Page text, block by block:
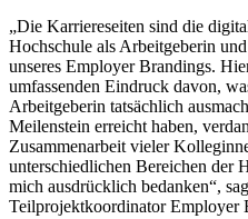
„Die Karriereseiten sind die
Hochschule als Arbeitgeberin
unseres Employer Brandings.
umfassenden Eindruck davon,
Arbeitgeberin tatsächlich
Meilenstein erreicht haben,
Zusammenarbeit vieler
unterschiedlichen Bereichen der
mich ausdrücklich bedanken“,
Teilprojektkoordinator Employer